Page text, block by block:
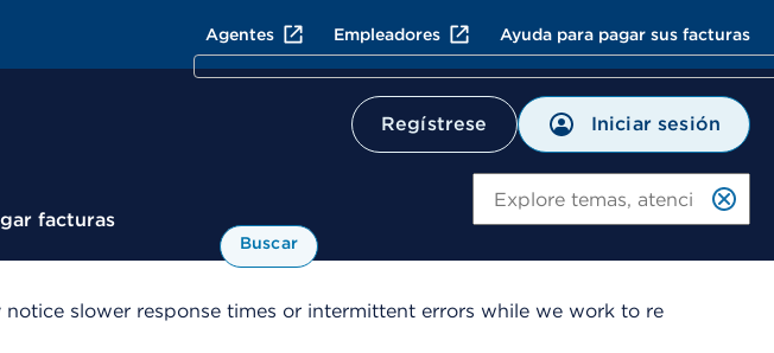
Agentes Empleadores Ayuda para pagar sus facturas
Regístrese Iniciar sesión
facturas
Buscar
slower response times or intermittent errors while we work to re